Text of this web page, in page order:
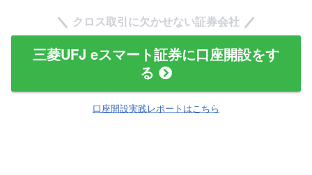
クロス取引に欠かせない証券会社
三菱UFJ eスマート証券に口座開設をす
る
口座開設実践レポートはこちら